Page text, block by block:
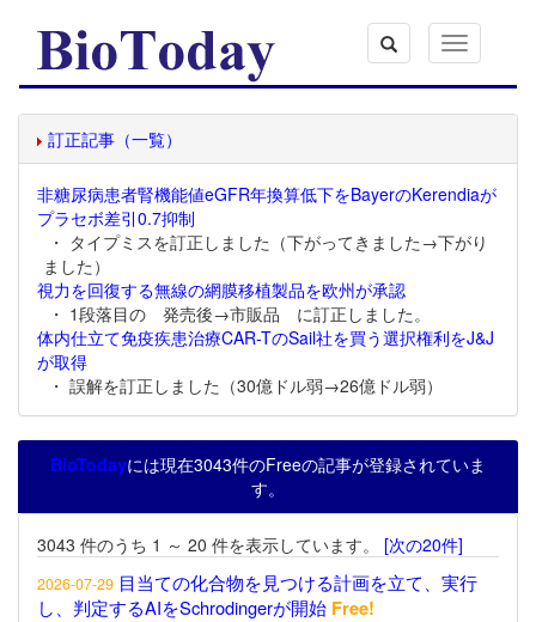
Toggle
navigation
訂正記事（一覧）
非糖尿病患者腎機能値eGFR年換算低下をBayerのKerendiaが
プラセボ差引0.7抑制
・ タイプミスを訂正しました（下がってきました→下がり
ました）
視力を回復する無線の網膜移植製品を欧州が承認
・ 1段落目の 発売後→市販品 に訂正しました。
体内仕立て免疫疾患治療CAR-TのSail社を買う選択権利をJ&J
が取得
・ 誤解を訂正しました（30億ドル弱→26億ドル弱）
BioTodayには現在3043件のFreeの記事が登録されていま
す。
3043 件のうち 1 ～ 20 件を表示しています。 [次の20件]
2026-07-29 目当ての化合物を見つける計画を立て、実行
し、判定するAIをSchrodingerが開始 Free!